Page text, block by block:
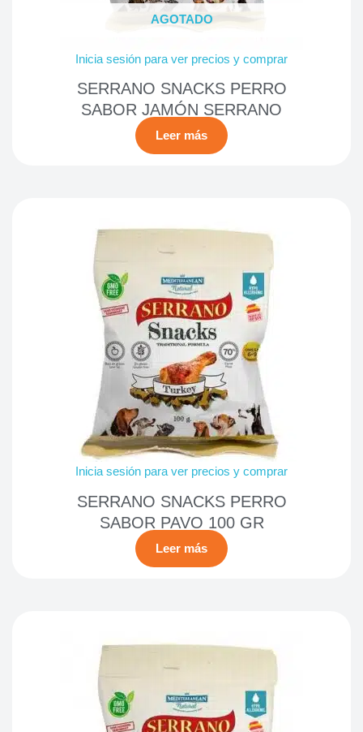
AGOTADO
Inicia sesión para ver precios y comprar
SERRANO SNACKS PERRO
SABOR JAMÓN SERRANO
Leer más
Inicia sesión para ver precios y comprar
SERRANO SNACKS PERRO
SABOR PAVO 100 GR
Leer más